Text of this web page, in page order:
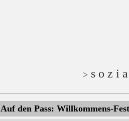
>s o z i
Auf den Pass: Willkommens-